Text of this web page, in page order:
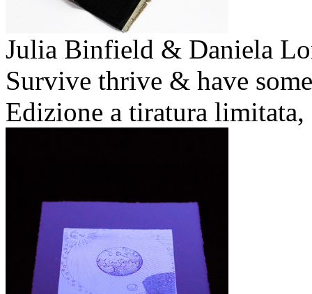
Julia Binfield & Daniela
Survive thrive & have
Edizione a tiratura